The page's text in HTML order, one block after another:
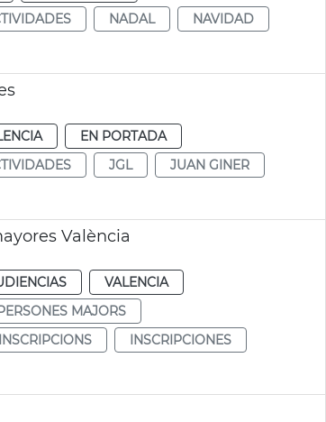
NADAL
NAVIDAD
EN PORTADA
JGL
JUAN GINER
València
VALENCIA
MAJORS
INSCRIPCIONS
INSCRIPCIONES